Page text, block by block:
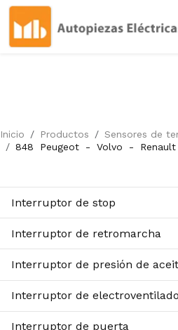
Inicio Productos
Sensores de
848
Peugeot - Volvo - Renault
Interruptor de stop
Interruptor de retromarcha
Interruptor de presión de
Interruptor de
Interruptor de puerta